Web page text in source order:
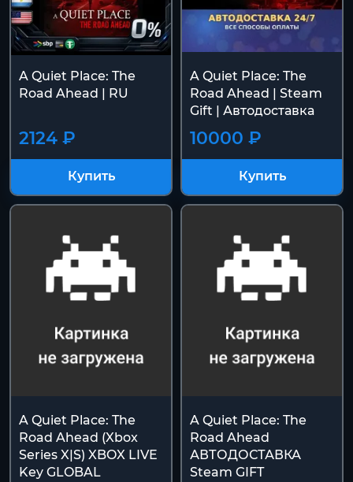
A Quiet Place: The
Road Ahead | RU
2124 ₽
Купить
A Quiet Place: The
Road Ahead | Steam
Gift | Автодоставка
10000 ₽
Купить
A Quiet Place: The
Road Ahead (Xbox
Series X|S) XBOX LIVE
Key GLOBAL
A Quiet Place: The
Road Ahead
АВТОДОСТАВКА
Steam GIFT